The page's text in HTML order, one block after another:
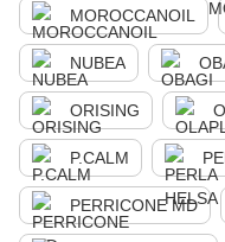
MOROCCANOIL
NUBEA
ORISING
P.CALM
PERRICONE MD